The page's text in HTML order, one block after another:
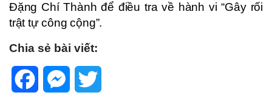
Đặng Chí Thành để điều tra về hành vi “Gây rối
trật tự công cộng”.
Chia sẻ bài viết:
FacebookMessenger